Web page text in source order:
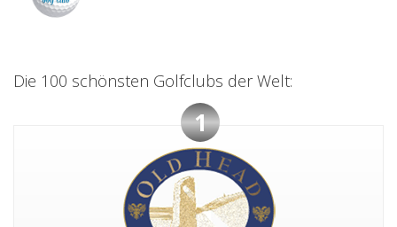
Die 100 schönsten Golfclubs der Welt:
1